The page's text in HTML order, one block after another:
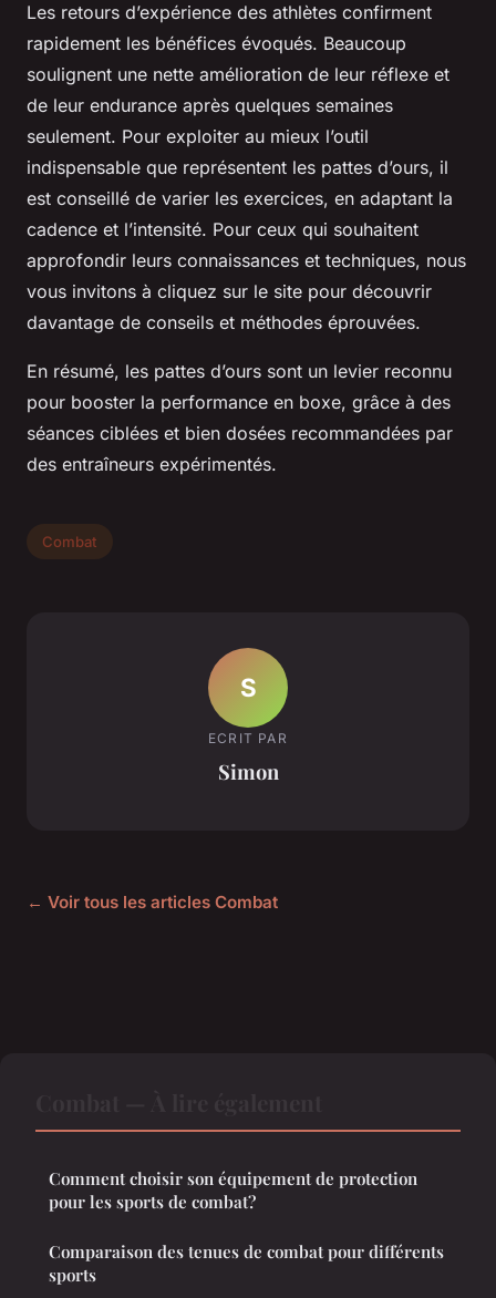
Les retours d’expérience des athlètes confirment
rapidement les bénéfices évoqués. Beaucoup
soulignent une nette amélioration de leur réflexe et
de leur endurance après quelques semaines
seulement. Pour exploiter au mieux l’outil
indispensable que représentent les pattes d’ours, il
est conseillé de varier les exercices, en adaptant la
cadence et l’intensité. Pour ceux qui souhaitent
approfondir leurs connaissances et techniques, nous
vous invitons à cliquez sur le site pour découvrir
davantage de conseils et méthodes éprouvées.
En résumé, les pattes d’ours sont un levier reconnu
pour booster la performance en boxe, grâce à des
séances ciblées et bien dosées recommandées par
des entraîneurs expérimentés.
Combat
S
ECRIT PAR
Simon
← Voir tous les articles Combat
Comment choisir son équipement de protection
pour les sports de combat?
Comparaison des tenues de combat pour différents
sports